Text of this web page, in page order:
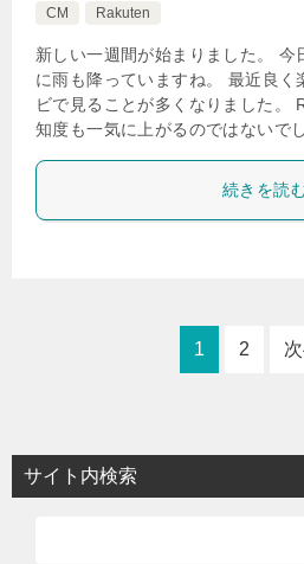
CM Rakuten
新しい一週間が始まりました。 今
に雨も降っていますね。 最近良く
ビで見ることが多くなりました。
知度も一気に上がるのではないで
続きを読
1 2
サイト内検索